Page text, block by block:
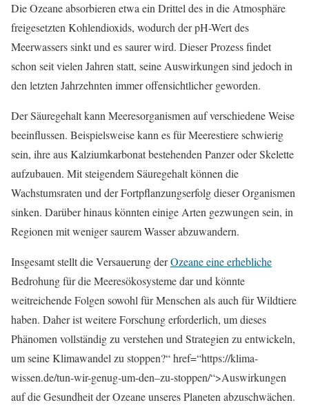
Die Ozeane absorbieren etwa ein Drittel des in die Atmosphäre
freigesetzten Kohlendioxids, wodurch der pH-Wert des
Meerwassers sinkt und es saurer wird. Dieser Prozess findet
schon seit vielen Jahren statt, seine Auswirkungen sind jedoch in
den letzten Jahrzehnten immer offensichtlicher geworden.
Der Säuregehalt kann Meeresorganismen auf verschiedene Weise
beeinflussen. Beispielsweise kann es für Meerestiere schwierig
sein, ihre aus Kalziumkarbonat bestehenden Panzer oder Skelette
aufzubauen. Mit steigendem Säuregehalt können die
Wachstumsraten und der Fortpflanzungserfolg dieser Organismen
sinken. Darüber hinaus könnten einige Arten gezwungen sein, in
Regionen mit weniger saurem Wasser abzuwandern.
Insgesamt stellt die Versauerung derOzeane eine erhebliche
Bedrohung für die Meeresökosysteme dar und könnte
weitreichende Folgen sowohl für Menschen als auch für Wildtiere
haben. Daher ist weitere Forschung erforderlich, um dieses
Phänomen vollständig zu verstehen und Strategien zu entwickeln,
um seine Klimawandel zu stoppen?“ href=“https://klima-
wissen.de/tun-wir-genug-um-den–zu-stoppen/“>Auswirkungen
auf die Gesundheit der Ozeane unseres Planeten abzuschwächen.